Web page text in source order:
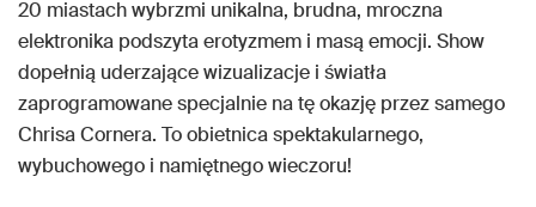
20 miastach wybrzmi unikalna, brudna, mroczna
elektronika podszyta erotyzmem i masą emocji. Show
dopełnią uderzające wizualizacje i światła
zaprogramowane specjalnie na tę okazję przez samego
Chrisa Cornera. To obietnica spektakularnego,
wybuchowego i namiętnego wieczoru!